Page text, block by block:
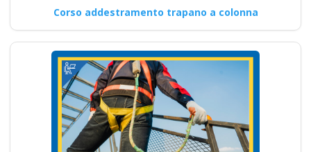
Corso addestramento trapano a colonna